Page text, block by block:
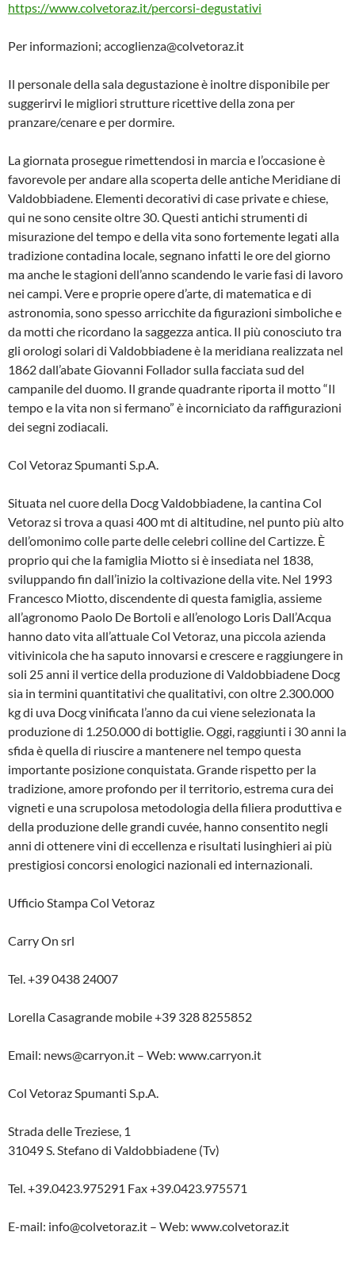
https://www.colvetoraz.it/percorsi-degustativi
Per informazioni; accoglienza@colvetoraz.it
Il personale della sala degustazione è inoltre disponibile per
suggerirvi le migliori strutture ricettive della zona per
pranzare/cenare e per dormire.
La giornata prosegue rimettendosi in marcia e l’occasione è
favorevole per andare alla scoperta delle antiche Meridiane di
Valdobbiadene. Elementi decorativi di case private e chiese,
qui ne sono censite oltre 30. Questi antichi strumenti di
misurazione del tempo e della vita sono fortemente legati alla
tradizione contadina locale, segnano infatti le ore del giorno
ma anche le stagioni dell’anno scandendo le varie fasi di lavoro
nei campi. Vere e proprie opere d’arte, di matematica e di
astronomia, sono spesso arricchite da figurazioni simboliche e
da motti che ricordano la saggezza antica. Il più conosciuto tra
gli orologi solari di Valdobbiadene è la meridiana realizzata nel
1862 dall’abate Giovanni Follador sulla facciata sud del
campanile del duomo. Il grande quadrante riporta il motto “Il
tempo e la vita non si fermano” è incorniciato da raffigurazioni
dei segni zodiacali.
Col Vetoraz Spumanti S.p.A.
Situata nel cuore della Docg Valdobbiadene, la cantina Col
Vetoraz si trova a quasi 400 mt di altitudine, nel punto più alto
dell’omonimo colle parte delle celebri colline del Cartizze. È
proprio qui che la famiglia Miotto si è insediata nel 1838,
sviluppando fin dall’inizio la coltivazione della vite. Nel 1993
Francesco Miotto, discendente di questa famiglia, assieme
all’agronomo Paolo De Bortoli e all’enologo Loris Dall’Acqua
hanno dato vita all’attuale Col Vetoraz, una piccola azienda
vitivinicola che ha saputo innovarsi e crescere e raggiungere in
soli 25 anni il vertice della produzione di Valdobbiadene Docg
sia in termini quantitativi che qualitativi, con oltre 2.300.000
kg di uva Docg vinificata l’anno da cui viene selezionata la
produzione di 1.250.000 di bottiglie. Oggi, raggiunti i 30 anni la
sfida è quella di riuscire a mantenere nel tempo questa
importante posizione conquistata. Grande rispetto per la
tradizione, amore profondo per il territorio, estrema cura dei
vigneti e una scrupolosa metodologia della filiera produttiva e
della produzione delle grandi cuvée, hanno consentito negli
anni di ottenere vini di eccellenza e risultati lusinghieri ai più
prestigiosi concorsi enologici nazionali ed internazionali.
Ufficio Stampa Col Vetoraz
Carry On srl
Tel. +39 0438 24007
Lorella Casagrande mobile +39 328 8255852
Email: news@carryon.it – Web: www.carryon.it
Col Vetoraz Spumanti S.p.A.
Strada delle Treziese, 1
31049 S. Stefano di Valdobbiadene (Tv)
Tel. +39.0423.975291 Fax +39.0423.975571
E-mail: info@colvetoraz.it – Web: www.colvetoraz.it